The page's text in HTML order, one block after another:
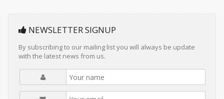
NEWSLETTER SIGNUP
By subscribing to our mailing list you will always be update
with the latest news from us.